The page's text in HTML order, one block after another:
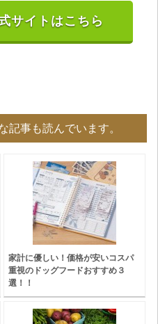
サイトはこちら
記事も読んでいます。
家計に優しい！価格が安いコスパ
重視のドッグフードおすすめ３
選！！